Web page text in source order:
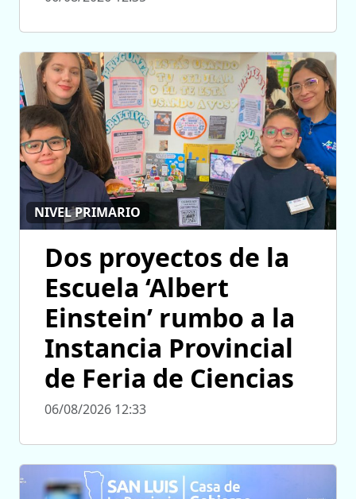
NIVEL PRIMARIO
Dos proyectos de la
Escuela ‘Albert
Einstein’ rumbo a la
Instancia Provincial
de Feria de Ciencias
06/08/2026 12:33